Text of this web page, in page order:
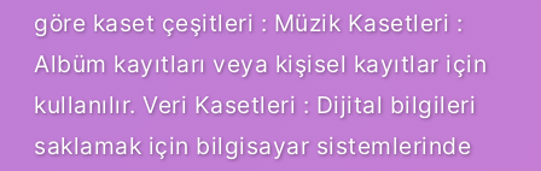
göre kaset çeşitleri : Müzik Kasetleri :
Albüm kayıtları veya kişisel kayıtlar için
kullanılır. Veri Kasetleri : Dijital bilgileri
saklamak için bilgisayar sistemlerinde